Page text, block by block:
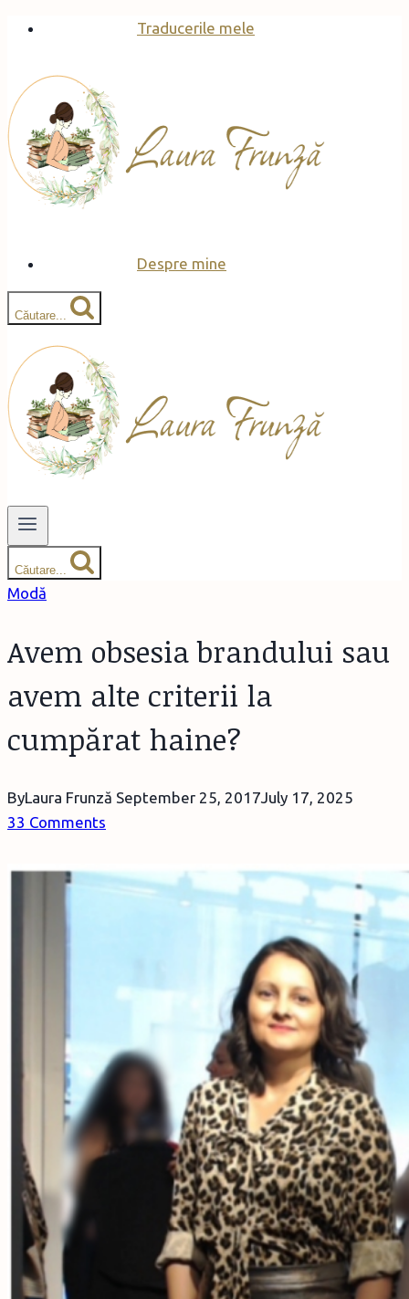
Skip
content
Traducerile mele
Despre mine
Căutare...
Căutare...
Modă
Avem obsesia brandului sau
avem alte criterii la
cumpărat haine?
ByLaura Frunză September 25, 2017July 17, 2025
33 Comments